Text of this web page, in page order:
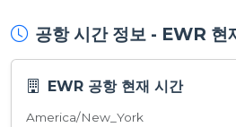
공항 시간 정보 - EWR 현
EWR 공항 현재 시간
America/New_York